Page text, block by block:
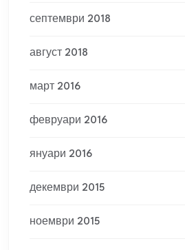
септември 2018
август 2018
март 2016
февруари 2016
януари 2016
декември 2015
ноември 2015